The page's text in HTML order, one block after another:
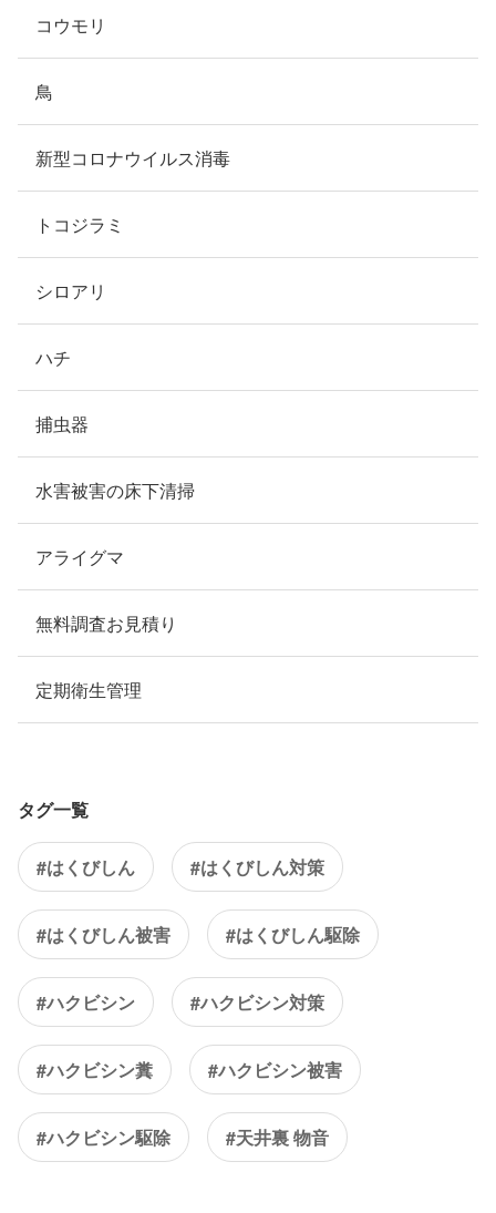
コウモリ
鳥
新型コロナウイルス消毒
トコジラミ
シロアリ
ハチ
捕虫器
水害被害の床下清掃
アライグマ
無料調査お見積り
定期衛生管理
タグ一覧
#はくびしん #はくびしん対策
#はくびしん被害 #はくびしん駆除
#ハクビシン #ハクビシン対策
#ハクビシン糞 #ハクビシン被害
#ハクビシン駆除 #天井裏 物音